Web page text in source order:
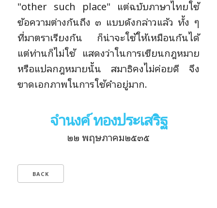
"other such place" แต่ฉบับภาษาไทยใช้
ข้อความต่างกันถึง ๓ แบบดังกล่าวแล้ว ทั้ง ๆ
ที่มาตราเรียงกัน ก็น่าจะใช้ให้เหมือนกันได้
แต่ท่านก็ไม่ใช้ แสดงว่าในการเขียนกฎหมาย
หรือแปลกฎหมายนั้น สมาธิคงไม่ค่อยดี จึง
ขาดเอกภาพในการใช้คำอยู่มาก.
จำนงค์ ทองประเสริฐ
๒๒ พฤษภาคม๒๕๓๕
BACK